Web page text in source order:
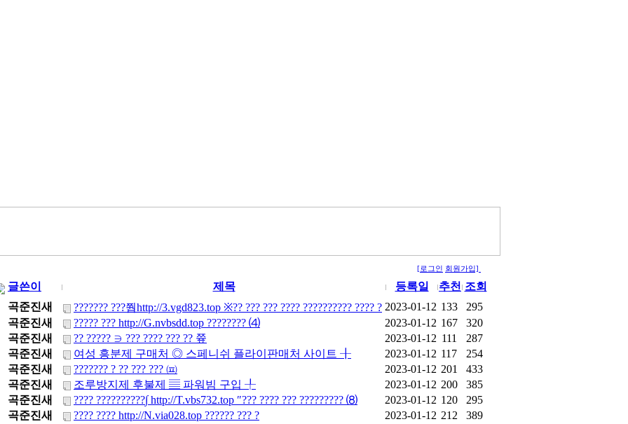
[로그인 회원가입]
글쓴이 제목 등록일 추천 조회
곡준진새 ??????? ???쭵http://3.vgd823.top ※?? ??? ??? ???? ?????????? ???? ? 2023-01-12 133
295
곡준진새 ????? ??? http://G.nvbsdd.top ???????? ⑷ 2023-01-12 167
320
곡준진새 ?? ????? ∋ ??? ???? ??? ?? 쯒 2023-01-12 111
287
곡준진새 여성 흥분제 구매처 ◎ 스페니쉬 플라이판매처 사이트 ╂ 2023-01-12 117
254
곡준진새 ??????? ? ?? ??? ??? ㈌ 2023-01-12 201
433
곡준진새 조루방지제 후불제 ▤ 파워빔 구입 ╀ 2023-01-12 200
385
곡준진새 ???? ??????????∫ http://T.vbs732.top ″??? ???? ??? ????????? ⑻ 2023-01-12 120
295
곡준진새 ???? ???? http://N.via028.top ?????? ??? ? 2023-01-12 212
389